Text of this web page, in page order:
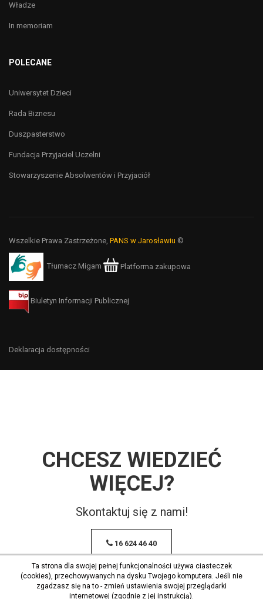
Władze
In memoriam
POLECANE
Uniwersytet Dzieci
Rada Biznesu
Duszpasterstwo
Fundacja Przyjaciel Uczelni
Stowarzyszenie Absolwentów i Przyjaciół
Wszelkie Prawa Zastrzeżone, PANS w Jarosławiu ©
Tłumacz Migam Platforma zakupowa
Biuletyn Informacji Publicznej
Deklaracja dostępności
CHCESZ WIEDZIEĆ
WIĘCEJ?
Skontaktuj się z nami!
16 624 46 40
Ta strona dla swojej pełnej funkcjonalności używa ciasteczek
(cookies), przechowywanych na dysku Twojego komputera. Jeśli nie
zgadzasz się na to - zmień ustawienia swojej przeglądarki
internetowej (zgodnie z jej instrukcją).